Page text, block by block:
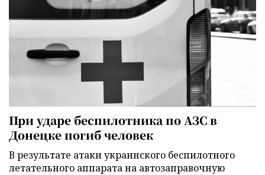
При ударе беспилотника по АЗС в
Донецке погиб человек
В результате атаки украинского беспилотного
летательного аппарата на автозаправочную